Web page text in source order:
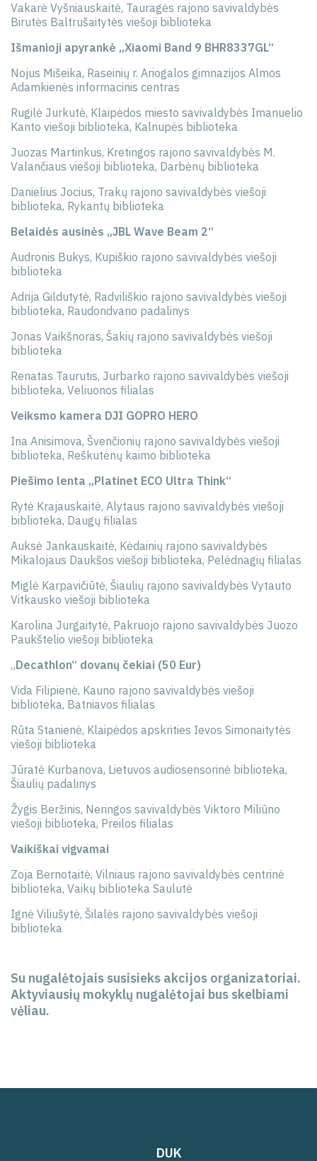
Vakarė Vyšniauskaitė, Tauragės rajono savivaldybės
Birutės Baltrušaitytės viešoji biblioteka
Išmanioji apyrankė „Xiaomi Band 9 BHR8337GL“
Nojus Mišeika, Raseinių r. Ariogalos gimnazijos Almos
Adamkienės informacinis centras
Rugilė Jurkutė, Klaipėdos miesto savivaldybės Imanuelio
Kanto viešoji biblioteka, Kalnupės biblioteka
Juozas Martinkus, Kretingos rajono savivaldybės M.
Valančiaus viešoji biblioteka, Darbėnų biblioteka
Danielius Jocius, Trakų rajono savivaldybės viešoji
biblioteka, Rykantų biblioteka
Belaidės ausinės „JBL Wave Beam 2“
Audronis Bukys, Kupiškio rajono savivaldybės viešoji
biblioteka
Adrija Gildutytė, Radviliškio rajono savivaldybės viešoji
biblioteka, Raudondvario padalinys
Jonas Vaikšnoras, Šakių rajono savivaldybės viešoji
biblioteka
Renatas Taurutis, Jurbarko rajono savivaldybės viešoji
biblioteka, Veliuonos filialas
Veiksmo kamera DJI GOPRO HERO
Ina Anisimova, Švenčionių rajono savivaldybės viešoji
biblioteka, Reškutėnų kaimo biblioteka
Piešimo lenta „Platinet ECO Ultra Think“
Rytė Krajauskaitė, Alytaus rajono savivaldybės viešoji
biblioteka, Daugų filialas
Auksė Jankauskaitė, Kėdainių rajono savivaldybės
Mikalojaus Daukšos viešoji biblioteka, Pelėdnagių filialas
Miglė Karpavičiūtė, Šiaulių rajono savivaldybės Vytauto
Vitkausko viešoji biblioteka
Karolina Jurgaitytė, Pakruojo rajono savivaldybės Juozo
Paukštelio viešoji biblioteka
„Decathlon“ dovanų čekiai (50 Eur)
Vida Filipienė, Kauno rajono savivaldybės viešoji
biblioteka, Batniavos filialas
Rūta Stanienė, Klaipėdos apskrities Ievos Simonaitytės
viešoji biblioteka
Jūratė Kurbanova, Lietuvos audiosensorinė biblioteka,
Šiaulių padalinys
Žygis Beržinis, Neringos savivaldybės Viktoro Miliūno
viešoji biblioteka, Preilos filialas
Vaikiškai vigvamai
Zoja Bernotaitė, Vilniaus rajono savivaldybės centrinė
biblioteka, Vaikų biblioteka Saulutė
Ignė Viliušytė, Šilalės rajono savivaldybės viešoji
biblioteka
Su nugalėtojais susisieks akcijos organizatoriai.
Aktyviausių mokyklų nugalėtojai bus skelbiami
vėliau.
DUK